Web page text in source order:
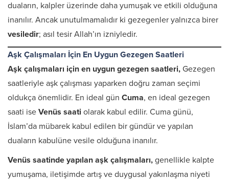
duaların, kalpler üzerinde daha yumuşak ve etkili olduğuna
inanılır. Ancak unutulmamalıdır ki gezegenler yalnızca birer
vesiledir; asıl tesir Allah’ın izniyledir.
Aşk Çalışmaları İçin En Uygun Gezegen Saatleri
Aşk çalışmaları için en uygun gezegen saatleri, Gezegen
saatleriyle aşk çalışması yaparken doğru zaman seçimi
oldukça önemlidir. En ideal gün Cuma, en ideal gezegen
saati ise Venüs saati olarak kabul edilir. Cuma günü,
İslam’da mübarek kabul edilen bir gündür ve yapılan
duaların kabulüne vesile olduğuna inanılır.
Venüs saatinde yapılan aşk çalışmaları, genellikle kalpte
yumuşama, iletişimde artış ve duygusal yakınlaşma niyeti